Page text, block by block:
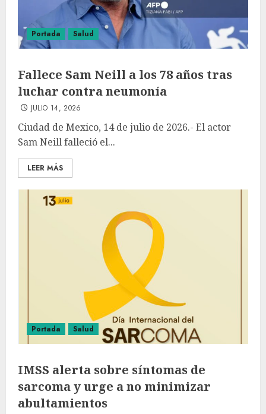
Portada Salud
Fallece Sam Neill a los 78 años tras
luchar contra neumonía
JULIO 14, 2026
Ciudad de Mexico, 14 de julio de 2026.- El actor
Sam Neill falleció el...
LEER MÁS
Portada Salud
IMSS alerta sobre síntomas de
sarcoma y urge a no minimizar
abultamientos